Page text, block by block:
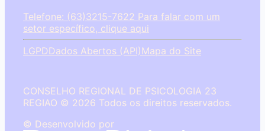
Telefone: (63)3215-7622 Para falar com um
setor específico, clique aqui
LGPDDados Abertos (API)Mapa do Site
CONSELHO REGIONAL DE PSICOLOGIA 23
REGIAO © 2026 Todos os direitos reservados.
© Desenvolvido por